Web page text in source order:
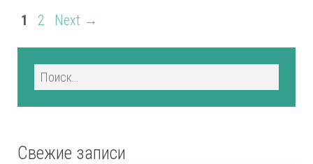
1 2 Next →
Свежие записи